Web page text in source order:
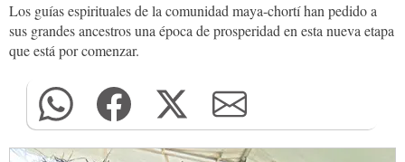
Los guías espirituales de la comunidad maya-chortí han pedido a
sus grandes ancestros una época de prosperidad en esta nueva etapa
que está por comenzar.